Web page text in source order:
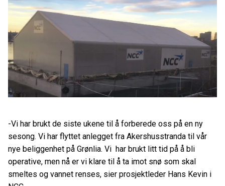
-Vi har brukt de siste ukene til å forberede oss på en ny
sesong. Vi har flyttet anlegget fra Akershusstranda til vår
nye beliggenhet på Grønlia. Vi har brukt litt tid på å bli
operative, men nå er vi klare til å ta imot snø som skal
smeltes og vannet renses, sier prosjektleder Hans Kevin i